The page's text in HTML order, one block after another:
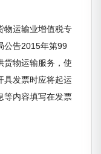
运输业增值税专
公告2015年第99
货物运输服务，使
具发票时应将起运
等内容填写在发票